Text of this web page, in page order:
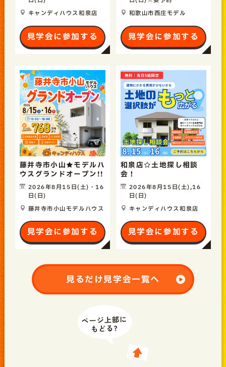
キャンディハウス和泉店
見学会に参加する
和歌山市西庄モデル
見学会に参加する
藤井寺市小山★モデルハ
ウスグランドオープン!!
2026年8月15日(土)・16
日(日)
藤井寺市小山モデルハウス
見学会に参加する
和泉店☆土地探し相談
会！
2026年8月15日(土),16
日(日)
キャンディハウス和泉店
見学会に参加する
見るだけ見学会一覧へ